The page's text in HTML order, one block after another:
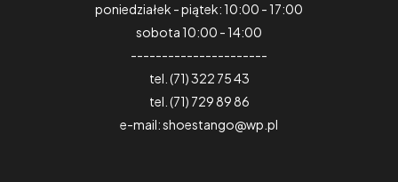
poniedziałek - piątek: 10:00 - 17:00
sobota 10:00 - 14:00
----------------------
tel. (71) 322 75 43
tel. (71) 729 89 86
e-mail: shoestango@wp.pl